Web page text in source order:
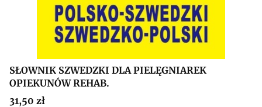
SŁOWNIK SZWEDZKI DLA PIELĘGNIAREK
OPIEKUNÓW REHAB.
Cena
31,50 zł